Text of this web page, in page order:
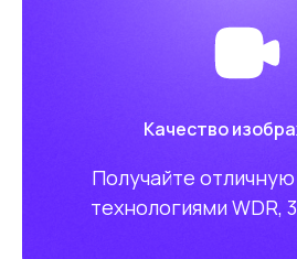
Качество
Получайте
технологиями WDR,